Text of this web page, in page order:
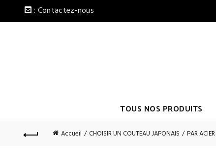
: Contactez-nous
TOUS NOS PRODUITS
Accueil CHOISIR UN COUTEAU JAPONAIS PAR ACIER